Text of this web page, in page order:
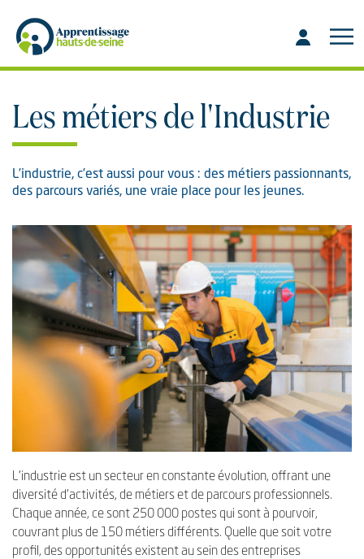
contenu
recherche
Les métiers de l'Industrie
L’industrie, c’est aussi pour vous : des métiers passionnants,
des parcours variés, une vraie place pour les jeunes.
L’industrie est un secteur en constante évolution, offrant une
diversité d’activités, de métiers et de parcours professionnels.
Chaque année, ce sont 250 000 postes qui sont à pourvoir,
couvrant plus de 150 métiers différents. Quelle que soit votre
profil, des opportunités existent au sein des entreprises